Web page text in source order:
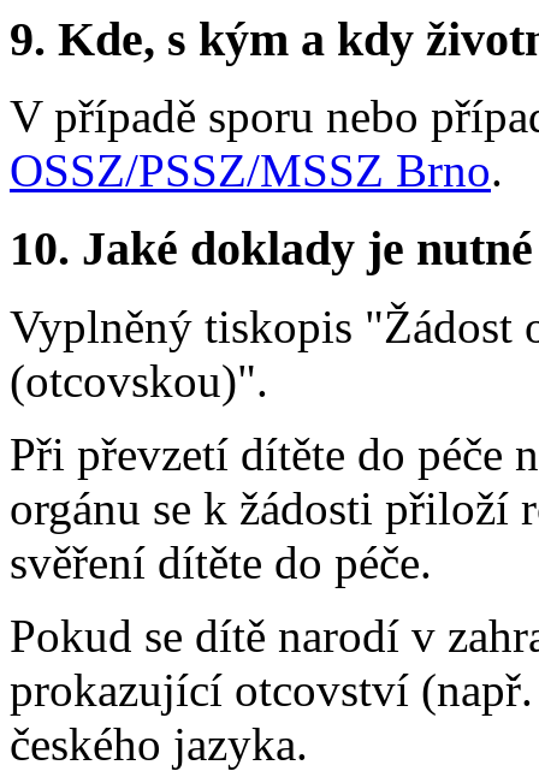
9. Kde, s kým a kdy
V případě sporu nebo
OSSZ/PSSZ/MSSZ Brno.
10. Jaké doklady je
Vyplněný tiskopis "Žádost
(otcovskou)".
Při převzetí dítěte do péče
orgánu se k žádosti přiloží
svěření dítěte do péče.
Pokud se dítě narodí v
prokazující otcovství
českého jazyka.